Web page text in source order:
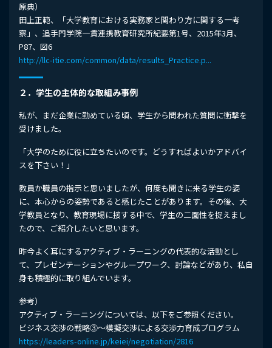
原典）
田上正範、「大学教育における実務家と関わり方に関する一考
察」、追手門学院一貫連携教育研究所紀要第1号、2015年3月、
P87、図6
http://llc-itie.com/common/data/results_Practice.p...
２．学生の主体的な取組み事例
私が、まだ企業に勤めている頃、学生から問われた質問に衝撃を
受けました。
「大学のために役に立ちたいのです。どうすればよいかアドバイ
スを下さい！」
教員か職員の指示と思いましたが、何度も聞きに来る学生の姿
に、本心からの姿勢であると感じたことがあります。その後、大
学教員となり、教育現場に接する中で、学生の二面性を捉えまし
たので、ご紹介したいと思います。
昨今よく耳にするアクティブ・ラーニングの代表的な活動とし
て、プレゼンテーションやグループワーク、討論などがあり、私自
身も積極的に取り組んでいます。
参考）
アクティブ・ラーニングについては、以下をご参照ください。
ビジネス交渉の戦略③～模擬交渉による交渉力育成プログラム
https://leaders-online.jp/keiei/negotiation/2816